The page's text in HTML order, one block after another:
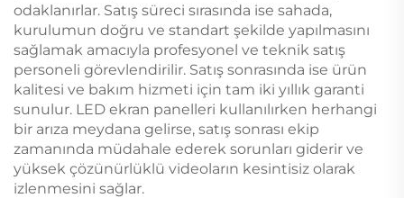
odaklanırlar. Satış süreci sırasında ise sahada,
kurulumun doğru ve standart şekilde yapılmasını
sağlamak amacıyla profesyonel ve teknik satış
personeli görevlendirilir. Satış sonrasında ise ürün
kalitesi ve bakım hizmeti için tam iki yıllık garanti
sunulur. LED ekran panelleri kullanılırken herhangi
bir arıza meydana gelirse, satış sonrası ekip
zamanında müdahale ederek sorunları giderir ve
yüksek çözünürlüklü videoların kesintisiz olarak
izlenmesini sağlar.